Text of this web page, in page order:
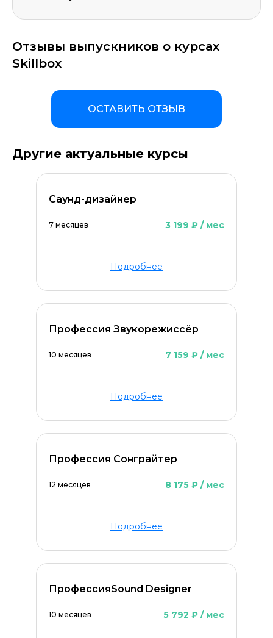
Отзывы выпускников о курсах
Skillbox
ОСТАВИТЬ ОТЗЫВ
Другие актуальные курсы
Cаунд-дизайнер
7 месяцев 3 199 ₽ / мес
Подробнее
Профессия Звукорежиссёр
10 месяцев 7 159 ₽ / мес
Подробнее
Профессия Сонграйтер
12 месяцев 8 175 ₽ / мес
Подробнее
ПрофессияSound Designer
10 месяцев 5 792 ₽ / мес
Оставить комментарий
ОСТАВИТЬ КОММЕНТАРИЙ